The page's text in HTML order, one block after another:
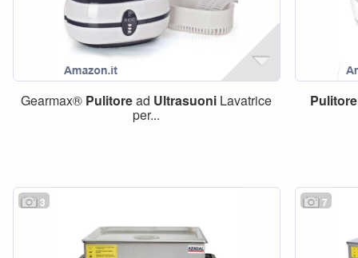
Gearmax® Pulitoread Ultrasuoni Lavatrice
per...
Pulitore
3 7